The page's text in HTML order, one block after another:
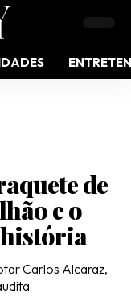
de
e o
Carlos Alcaraz,